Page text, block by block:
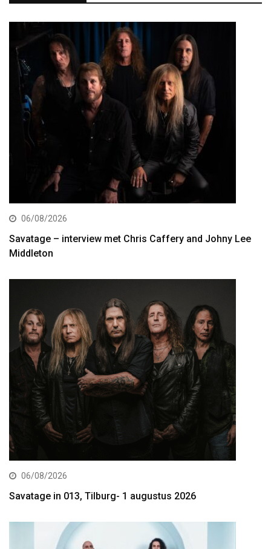
06/08/2026
Savatage – interview met Chris Caffery and Johny Lee
Middleton
06/08/2026
Savatage in 013, Tilburg- 1 augustus 2026